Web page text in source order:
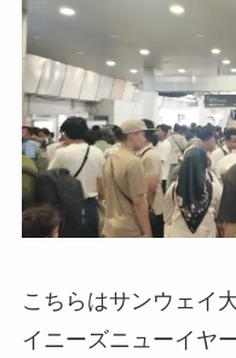
こちらはサンウェイ
イニーズニューイヤ